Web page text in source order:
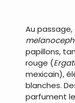
Au passage,
papillons,
rouge (
mexicain),
blanches.
parfument